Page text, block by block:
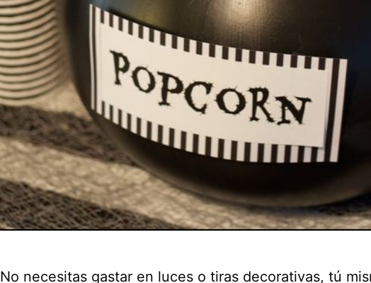
No necesitas gastar en luces o tiras decorativas, tú